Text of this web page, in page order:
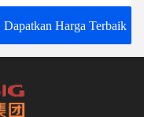
Dapatkan Harga Terbaik